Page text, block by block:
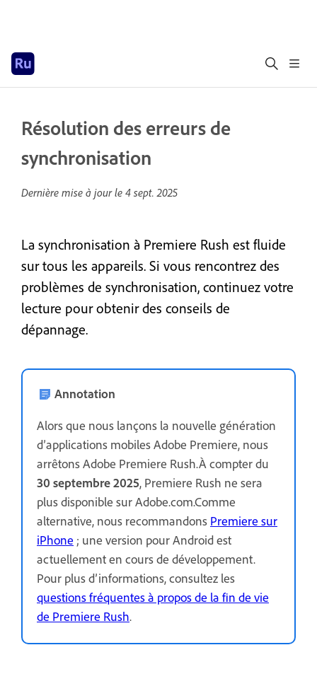
Résolution des erreurs de
synchronisation
Dernière mise à jour le 4 sept. 2025
La synchronisation à Premiere Rush est fluide
sur tous les appareils. Si vous rencontrez des
problèmes de synchronisation, continuez votre
lecture pour obtenir des conseils de
dépannage.
Annotation
Alors que nous lançons la nouvelle génération
d’applications mobiles Adobe Premiere, nous
arrêtons Adobe Premiere Rush.À compter du
30 septembre 2025, Premiere Rush ne sera
plus disponible sur Adobe.com.Comme
alternative, nous recommandons Premiere sur
iPhone ; une version pour Android est
actuellement en cours de développement.
Pour plus d’informations, consultez les
questions fréquentes à propos de la fin de vie
de Premiere Rush.